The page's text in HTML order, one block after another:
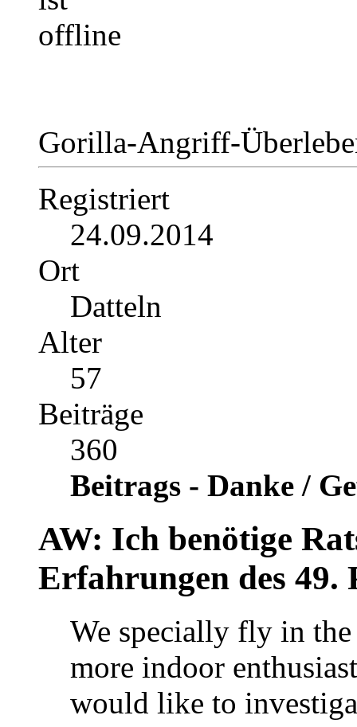
Gorilla-Angriff-
Registriert
24.09.2014
Ort
Datteln
Alter
57
Beiträge
360
Beitrags - Danke /
AW: Ich benötige
Erfahrungen des 49.
We specially fly in
more indoor
would like to